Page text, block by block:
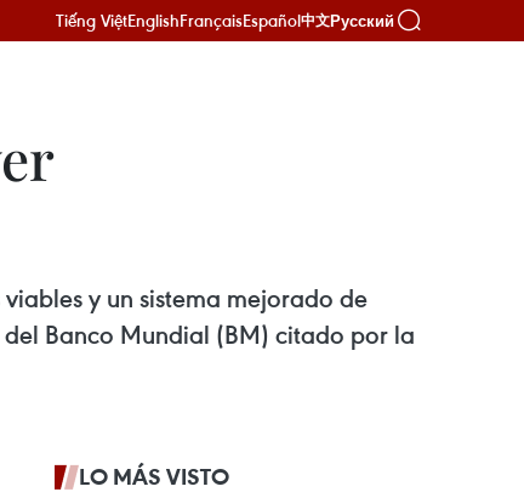
Tiếng ViệtEnglishFrançaisEspañol中文Русский
y un sistema mejorado de
Banco Mundial (BM) citado por la
LO MÁS VISTO